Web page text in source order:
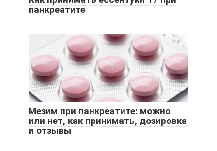
панкреатите
Мезим при панкреатите: можно
или нет, как принимать, дозировка
и отзывы